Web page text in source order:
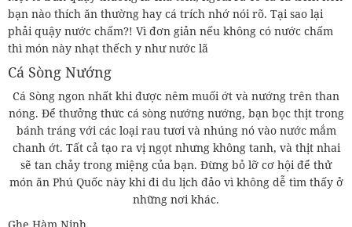
bạn nào thích ăn thường hay cá trích nhớ nói rõ. Tại sao lại
phải quậy nước chấm?! Vì đơn giản nếu không có nước chấm
thì món này nhạt thếch y như nước lã
Cá Sòng Nướng
Cá Sòng ngon nhất khi được nêm muối ớt và nướng trên than
nóng. Để thưởng thức cá sòng nướng nướng, bạn bọc thịt trong
bánh tráng với các loại rau tươi và nhúng nó vào nước mắm
chanh ớt. Tất cả tạo ra vị ngọt nhưng không tanh, và thịt nhai
sẽ tan chảy trong miệng của bạn. Đừng bỏ lỡ cơ hội để thử
món ăn Phú Quốc này khi đi du lịch đảo vì không dễ tìm thấy ở
những nơi khác.
Ghẹ Hàm Ninh